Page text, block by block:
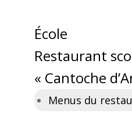
École
Restaurant
« Cantoche
Menus du